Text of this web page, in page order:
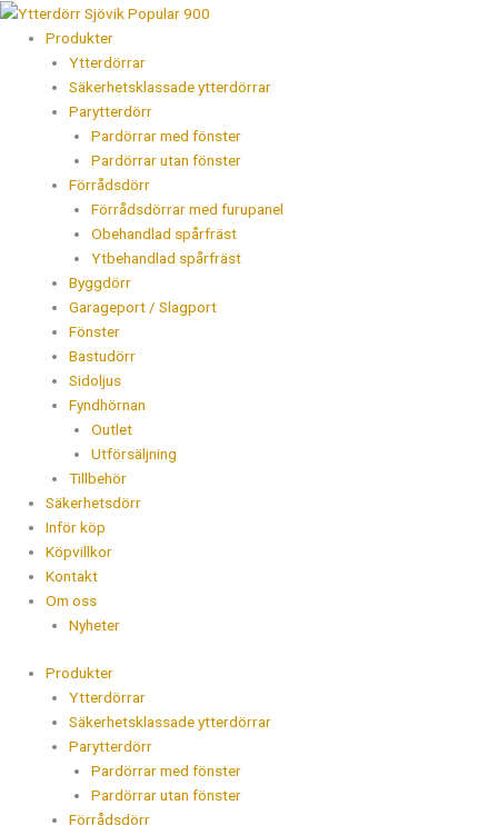
Hoppa
Produkter
Ytterdörrar
Säkerhetsklassade ytterdörrar
Parytterdörr
Pardörrar med fönster
Pardörrar utan fönster
Förrådsdörr
Förrådsdörrar med furupanel
Obehandlad spårfräst
Ytbehandlad spårfräst
Byggdörr
Garageport / Slagport
Fönster
Bastudörr
Sidoljus
Fyndhörnan
Outlet
Utförsäljning
Tillbehör
Säkerhetsdörr
Inför köp
Köpvillkor
Kontakt
Om oss
Nyheter
Produkter
Ytterdörrar
Säkerhetsklassade ytterdörrar
Parytterdörr
Pardörrar med fönster
Pardörrar utan fönster
Förrådsdörr
Products
search